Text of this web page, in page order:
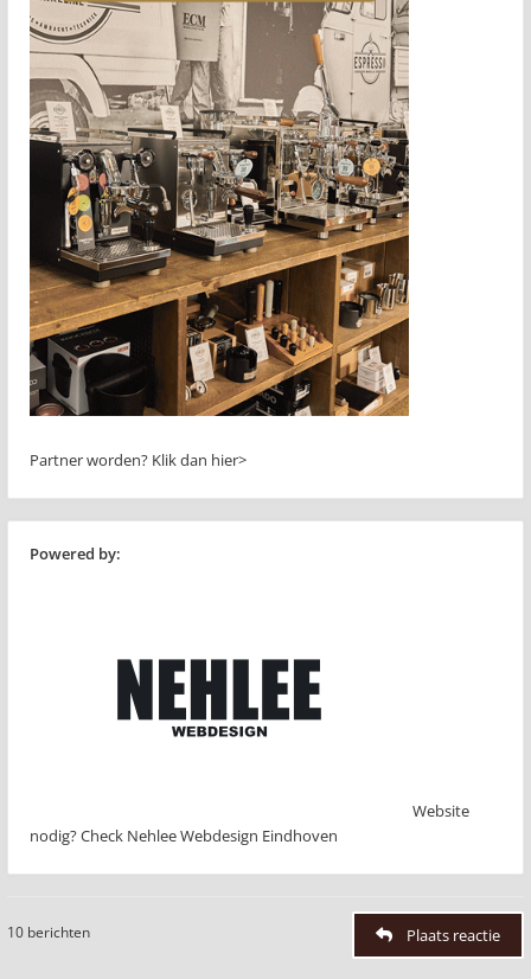
Partner worden? Klik dan hier>
Powered by:
Website
nodig? Check Nehlee Webdesign Eindhoven
10 berichten Plaats reactie